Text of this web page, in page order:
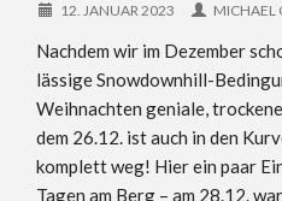
12. JANUAR 2023 MICHAEL
Nachdem wir im Dezember
lässige Snowdownhill-
Weihnachten geniale,
dem 26.12. ist auch in den
komplett weg! Hier ein paar
Tagen am Berg – am 28.12.